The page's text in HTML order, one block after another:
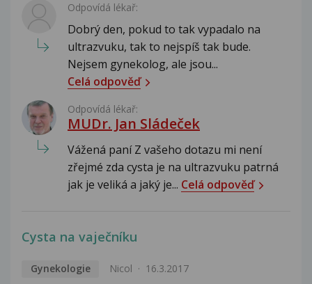
Odpovídá lékař:
Dobrý den, pokud to tak vypadalo na
ultrazvuku, tak to nejspíš tak bude.
Nejsem gynekolog, ale jsou...
Celá odpověď
Odpovídá lékař:
MUDr. Jan Sládeček
Vážená paní Z vašeho dotazu mi není
zřejmé zda cysta je na ultrazvuku patrná
jak je veliká a jaký je... Celá odpověď
Cysta na vaječníku
Gynekologie Nicol 16.3.2017